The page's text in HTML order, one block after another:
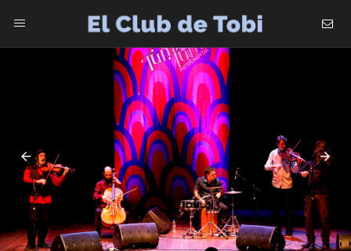
Noticias
Galería
Videos